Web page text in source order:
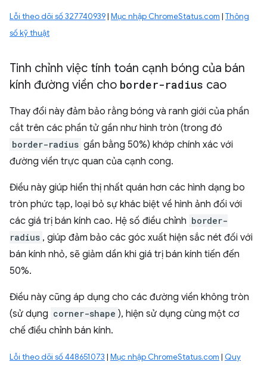
Lỗi theo dõi số 327740939| Mục nhập ChromeStatus.com | Thông
số kỹ thuật
Tinh chỉnh việc tính toán cạnh bóng của bán
kính đường viền cho border-radius cao
Thay đổi này đảm bảo rằng bóng và ranh giới của phần
cắt trên các phần tử gần như hình tròn (trong đó
border-radius gần bằng 50%) khớp chính xác với
đường viền trực quan của cạnh cong.
Điều này giúp hiển thị nhất quán hơn các hình dạng bo
tròn phức tạp, loại bỏ sự khác biệt về hình ảnh đối với
các giá trị bán kính cao. Hệ số điều chỉnh border-
radius , giúp đảm bảo các góc xuất hiện sắc nét đối với
bán kính nhỏ, sẽ giảm dần khi giá trị bán kính tiến đến
50%.
Điều này cũng áp dụng cho các đường viền không tròn
(sử dụng corner-shape ), hiện sử dụng cùng một cơ
chế điều chỉnh bán kính.
Lỗi theo dõi số 448651073 | Mục nhập ChromeStatus.com | Quy